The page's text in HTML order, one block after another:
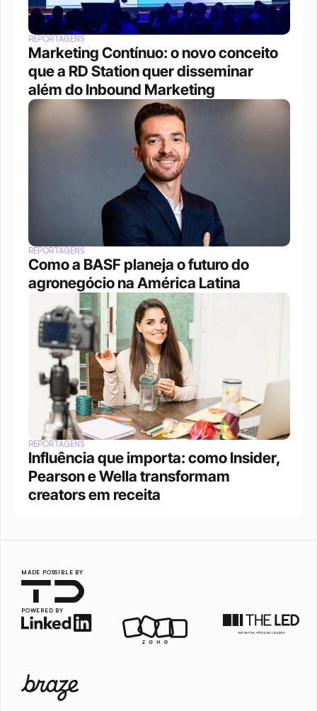
REPORTAGENS
Marketing Contínuo: o novo conceito
que a RD Station quer disseminar
além do Inbound Marketing
REPORTAGENS
Como a BASF planeja o futuro do
agronegócio na América Latina
REPORTAGENS
Influência que importa: como Insider,
Pearson e Wella transformam
creators em receita
MADE POSSIBLE BY
POWERED BY